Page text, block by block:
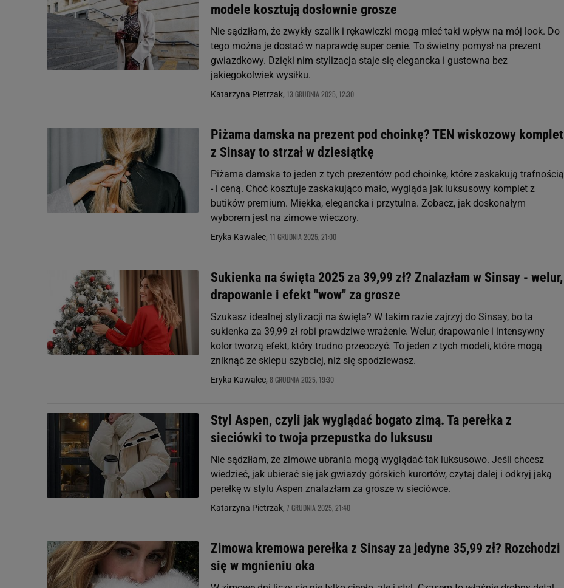
modele kosztują dosłownie grosze
Nie sądziłam, że zwykły szalik i rękawiczki mogą mieć taki wpływ na mój look. Do
tego można je dostać w naprawdę super cenie. To świetny pomysł na prezent
gwiazdkowy. Dzięki nim stylizacja staje się elegancka i gustowna bez
jakiegokolwiek wysiłku.
Katarzyna Pietrzak, 13 GRUDNIA 2025, 12:30
Piżama damska na prezent pod choinkę? TEN wiskozowy komplet
z Sinsay to strzał w dziesiątkę
Piżama damska to jeden z tych prezentów pod choinkę, które zaskakują trafnością
- i ceną. Choć kosztuje zaskakująco mało, wygląda jak luksusowy komplet z
butików premium. Miękka, elegancka i przytulna. Zobacz, jak doskonałym
wyborem jest na zimowe wieczory.
Eryka Kawalec, 11 GRUDNIA 2025, 21:00
Sukienka na święta 2025 za 39,99 zł? Znalazłam w Sinsay - welur,
drapowanie i efekt "wow" za grosze
Szukasz idealnej stylizacji na święta? W takim razie zajrzyj do Sinsay, bo ta
sukienka za 39,99 zł robi prawdziwe wrażenie. Welur, drapowanie i intensywny
kolor tworzą efekt, który trudno przeoczyć. To jeden z tych modeli, które mogą
zniknąć ze sklepu szybciej, niż się spodziewasz.
Eryka Kawalec, 8 GRUDNIA 2025, 19:30
Styl Aspen, czyli jak wyglądać bogato zimą. Ta perełka z
sieciówki to twoja przepustka do luksusu
Nie sądziłam, że zimowe ubrania mogą wyglądać tak luksusowo. Jeśli chcesz
wiedzieć, jak ubierać się jak gwiazdy górskich kurortów, czytaj dalej i odkryj jaką
perełkę w stylu Aspen znalazłam za grosze w sieciówce.
Katarzyna Pietrzak, 7 GRUDNIA 2025, 21:40
Zimowa kremowa perełka z Sinsay za jedyne 35,99 zł? Rozchodzi
się w mgnieniu oka